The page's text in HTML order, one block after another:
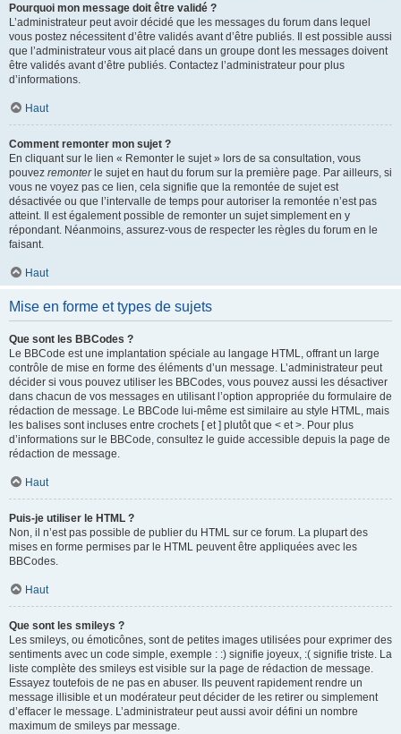
Pourquoi mon message doit être validé ?
L’administrateur peut avoir décidé que les messages du forum dans lequel
vous postez nécessitent d’être validés avant d’être publiés. Il est possible aussi
que l’administrateur vous ait placé dans un groupe dont les messages doivent
être validés avant d’être publiés. Contactez l’administrateur pour plus
d’informations.
Haut
Comment remonter mon sujet ?
En cliquant sur le lien « Remonter le sujet » lors de sa consultation, vous
pouvez remonterle sujet en haut du forum sur la première page. Par ailleurs, si
vous ne voyez pas ce lien, cela signifie que la remontée de sujet est
désactivée ou que l’intervalle de temps pour autoriser la remontée n’est pas
atteint. Il est également possible de remonter un sujet simplement en y
répondant. Néanmoins, assurez-vous de respecter les règles du forum en le
faisant.
Haut
Mise en forme et types de sujets
Que sont les BBCodes ?
Le BBCode est une implantation spéciale au langage HTML, offrant un large
contrôle de mise en forme des éléments d’un message. L’administrateur peut
décider si vous pouvez utiliser les BBCodes, vous pouvez aussi les désactiver
dans chacun de vos messages en utilisant l’option appropriée du formulaire de
rédaction de message. Le BBCode lui-même est similaire au style HTML, mais
les balises sont incluses entre crochets [ et ] plutôt que < et >. Pour plus
d’informations sur le BBCode, consultez le guide accessible depuis la page de
rédaction de message.
Haut
Puis-je utiliser le HTML ?
Non, il n’est pas possible de publier du HTML sur ce forum. La plupart des
mises en forme permises par le HTML peuvent être appliquées avec les
BBCodes.
Haut
Que sont les smileys ?
Les smileys, ou émoticônes, sont de petites images utilisées pour exprimer des
sentiments avec un code simple, exemple : :) signifie joyeux, :( signifie triste. La
liste complète des smileys est visible sur la page de rédaction de message.
Essayez toutefois de ne pas en abuser. Ils peuvent rapidement rendre un
message illisible et un modérateur peut décider de les retirer ou simplement
d’effacer le message. L’administrateur peut aussi avoir défini un nombre
maximum de smileys par message.